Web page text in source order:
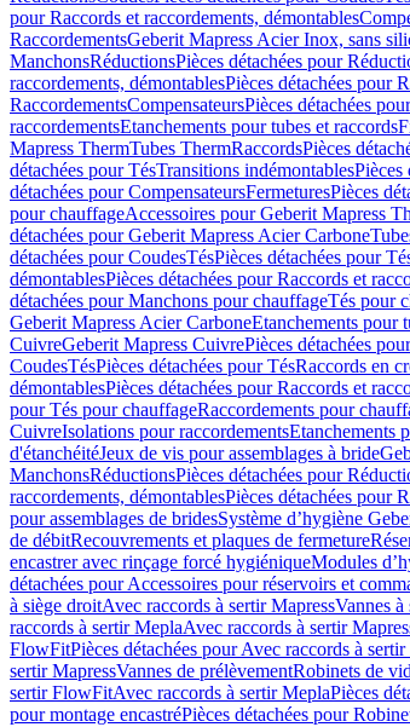
pour Raccords et raccordements, démontables
RaccordementsGeberit Mapress Acier Inox, sans
ManchonsRéductionsPièces détachées pour
raccordements, démontablesPièces détachées pour
RaccordementsCompensateursPièces détachées
raccordementsEtanchements pour tubes et raccords
Mapress ThermTubes ThermRaccordsPièces
détachées pour TésTransitions indémontablesPièces
détachées pour CompensateursFermeturesPièces
pour chauffageAccessoires pour Geberit Mapress
détachées pour Geberit Mapress Acier Carbone
détachées pour CoudesTésPièces détachées pour
démontablesPièces détachées pour Raccords et
détachées pour Manchons pour chauffageTés pour
Geberit Mapress Acier CarboneEtanchements pour
CuivreGeberit Mapress CuivrePièces détachées
CoudesTésPièces détachées pour TésRaccords en
démontablesPièces détachées pour Raccords et
pour Tés pour chauffageRaccordements pour
CuivreIsolations pour raccordementsEtanchements
d'étanchéitéJeux de vis pour assemblages à bride
ManchonsRéductionsPièces détachées pour
raccordements, démontablesPièces détachées pour
pour assemblages de bridesSystème d’hygiène
de débitRecouvrements et plaques de fermeture
encastrer avec rinçage forcé hygiéniqueModules
détachées pour Accessoires pour réservoirs et
à siège droitAvec raccords à sertir MapressVannes
raccords à sertir MeplaAvec raccords à sertir
FlowFitPièces détachées pour Avec raccords à
sertir MapressVannes de prélèvementRobinets de
sertir FlowFitAvec raccords à sertir MeplaPièces
pour montage encastréPièces détachées pour